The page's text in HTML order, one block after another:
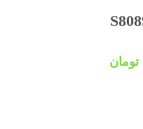
تومان